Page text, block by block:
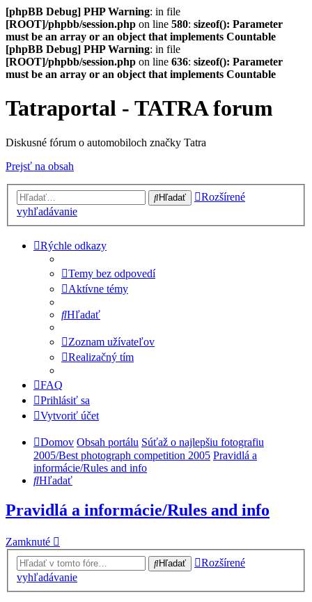
[phpBB Debug] PHP Warning: in file
[ROOT]/phpbb/session.php on line 580: sizeof(): Parameter
must be an array or an object that implements Countable
[phpBB Debug] PHP Warning: in file
[ROOT]/phpbb/session.php on line 636: sizeof(): Parameter
must be an array or an object that implements Countable
Tatraportal - TATRA forum
Diskusné fórum o automobiloch značky Tatra
Prejsť na obsah
Hľadať
Rozšírené
vyhľadávanie
Rýchle odkazy
Temy bez odpovedí
Aktívne témy
Hľadať
Zoznam užívateľov
Realizačný tím
FAQ
Prihlásiť sa
Vytvoriť účet
Domov Obsah portálu Súťaž o najlepšiu fotografiu
2005/Best photograph competition 2005 Pravidlá a
informácie/Rules and info
Hľadať
Pravidlá a informácie/Rules and info
Zamknuté
Hľadať
Rozšírené
vyhľadávanie